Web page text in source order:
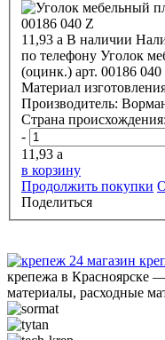
11,93 a В наличии
по телефону Уголок
(оцинк.) арт. 00186
Материал
Производитель:
Страна происхождения:
-
11,93 a
в корзину
Продолжить покупки
Поделиться
крепежа в
материалы, расходные